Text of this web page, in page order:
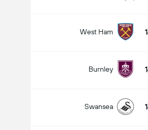
West Ham
Burnley
Swansea